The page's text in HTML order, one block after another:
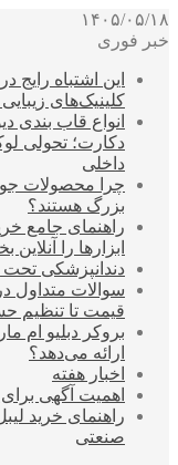
۱۴۰۵/۰۵/۱۸
خبر فوری
این اشتباه رایج
کلینیک‌های
انواع قاب بندی
دکارت؛ تحولی
داخلی
بزرگ هستند؟
راهنمای جامع
ابزارها را آنلاین
دندانپزشکی
سوالات متداول
قیمت تا تنظیم
ارائه می‌دهد؟
اخبار هفته
اهمیت آگهی
راهنمای خرید
صنعتی